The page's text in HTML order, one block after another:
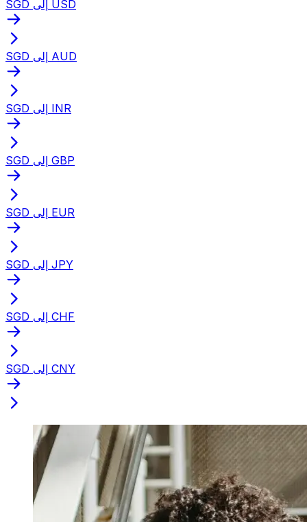
SGD إلى USD
SGD إلى AUD
SGD إلى INR
SGD إلى GBP
SGD إلى EUR
SGD إلى JPY
SGD إلى CHF
SGD إلى CNY